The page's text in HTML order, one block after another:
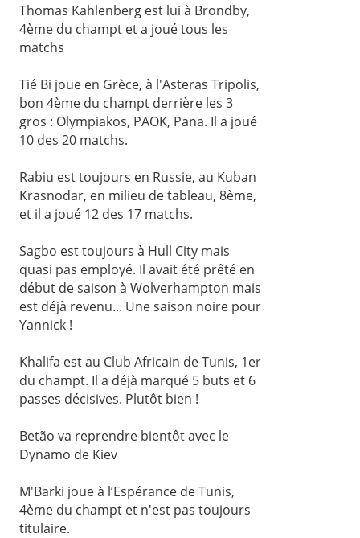
Thomas Kahlenberg est lui à Brondby,
4ème du champt et a joué tous les
matchs
Tié Bi joue en Grèce, à l'Asteras Tripolis,
bon 4ème du champt derrière les 3
gros : Olympiakos, PAOK, Pana. Il a joué
10 des 20 matchs.
Rabiu est toujours en Russie, au Kuban
Krasnodar, en milieu de tableau, 8ème,
et il a joué 12 des 17 matchs.
Sagbo est toujours à Hull City mais
quasi pas employé. Il avait été prêté en
début de saison à Wolverhampton mais
est déjà revenu... Une saison noire pour
Yannick !
Khalifa est au Club Africain de Tunis, 1er
du champt. Il a déjà marqué 5 buts et 6
passes décisives. Plutôt bien !
Betão va reprendre bientôt avec le
Dynamo de Kiev
M'Barki joue à l’Espérance de Tunis,
4ème du champt et n'est pas toujours
titulaire.